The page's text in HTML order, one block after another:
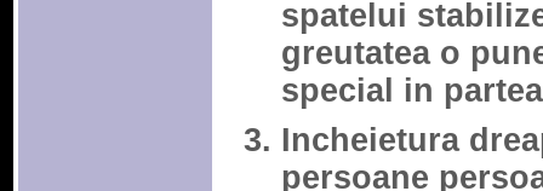
spatelui
greutatea o
special in
Incheietura
persoane